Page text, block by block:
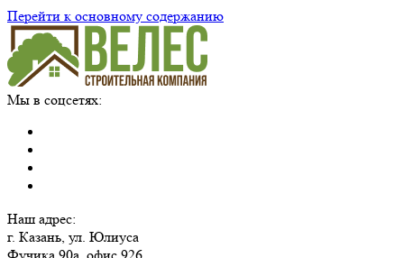
Перейти к основному содержанию
Мы в соцсетях:
Наш адрес:
г. Казань, ул. Юлиуса